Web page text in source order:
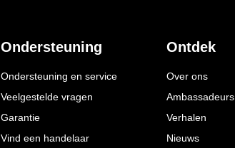
Ondersteuning
Ondersteuning en service
Veelgestelde vragen
Garantie
Vind een handelaar
Ontdek
Over ons
Ambassadeurs
Verhalen
Nieuws